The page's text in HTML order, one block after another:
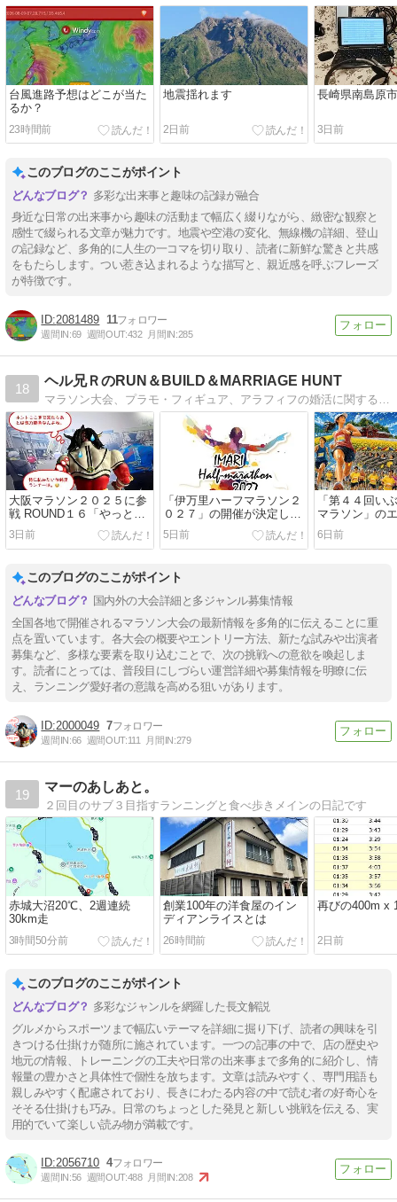
台風進路予想はどこが当た
るか？
23時間前
地震揺れます
2日前
長崎県南島原
3日前
このブログのここがポイント
多彩な出来事と趣味の記録が融合
身近な日常の出来事から趣味の活動まで幅広く綴りながら、緻密な観察と
感性で綴られる文章が魅力です。地震や空港の変化、無線機の詳細、登山
の記録など、多角的に人生の一コマを切り取り、読者に新鮮な驚きと共感
をもたらします。つい惹き込まれるような描写と、親近感を呼ぶフレーズ
が特徴です。
2081489 11
週間IN:69 週間OUT:432 月間IN:285
18
ヘル兄ＲのRUN＆BUILD＆MARRIAGE HUNT
大阪マラソン２０２５に参
戦 ROUND１６「やっと果
たせたこと」
3日前
「伊万里ハーフマラソン２
０２７」の開催が決定しま
した。
5日前
「第４４回い
マラソン」の
始まっていま
6日前
このブログのここがポイント
国内外の大会詳細と多ジャンル募集情報
全国各地で開催されるマラソン大会の最新情報を多角的に伝えることに重
点を置いています。各大会の概要やエントリー方法、新たな試みや出演者
募集など、多様な要素を取り込むことで、次の挑戦への意欲を喚起しま
す。読者にとっては、普段目にしづらい運営詳細や募集情報を明瞭に伝
え、ランニング愛好者の意識を高める狙いがあります。
2000049 7
週間IN:66 週間OUT:111 月間IN:279
19
マーのあしあと。
２回目のサブ３目指すランニングと食べ歩きメインの日記です
赤城大沼20℃、2週連続
30km走
3時間50分前
創業100年の洋食屋のイン
ディアンライスとは
26時間前
再びの400m x
2日前
このブログのここがポイント
多彩なジャンルを網羅した長文解説
グルメからスポーツまで幅広いテーマを詳細に掘り下げ、読者の興味を引
きつける仕掛けが随所に施されています。一つの記事の中で、店の歴史や
地元の情報、トレーニングの工夫や日常の出来事まで多角的に紹介し、情
報量の豊かさと具体性で個性を放ちます。文章は読みやすく、専門用語も
親しみやすく配慮されており、長きにわたる内容の中で読む者の好奇心を
そそる仕掛けも巧み。日常のちょっとした発見と新しい挑戦を伝える、実
用的でいて楽しい読み物が満載です。
2056710 4
週間IN:56 週間OUT:488 月間IN:208